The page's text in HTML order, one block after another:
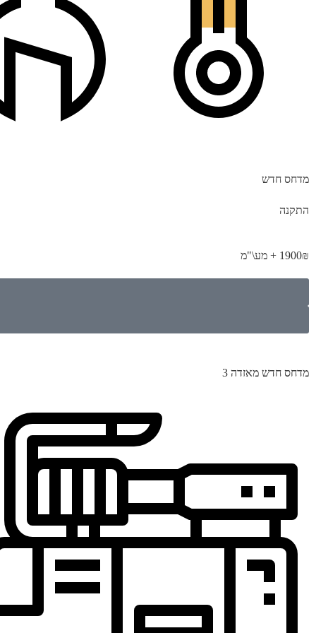
מדחס חדש
התקנה
1900₪ + מע\"מ
מדחס חדש מאזדה 3